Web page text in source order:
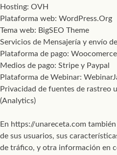
Hosting: OVH
Plataforma web: WordPress.Org
Tema web: BigSEO Theme
Servicios de Mensajería y envío
Plataforma de pago: Woocomerce
Medios de pago: Stripe y Paypal
Plataforma de Webinar:
Privacidad de fuentes de rastreo
(Analytics)
En https://unareceta.com
de sus usuarios, sus
de tráfico, y otra información en